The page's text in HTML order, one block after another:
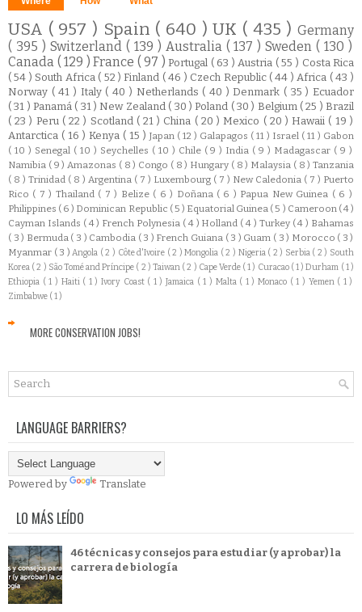
USA ( 957 ) Spain ( 640 )UK ( 435 )Germany
( 395 ) Switzerland ( 139 ) Australia ( 137 )Sweden( 130 )
Canada ( 129 )France ( 97 )Portugal ( 63 ) Austria ( 55 ) Costa Rica
( 54 ) South Africa ( 52 )Finland ( 46 ) Czech Republic ( 44 ) Africa ( 43 )
Norway ( 41 ) Italy ( 40 ) Netherlands ( 40 )Denmark ( 35 ) Ecuador
( 31 )Panamá ( 31 ) New Zealand ( 30 )Poland ( 30 ) Belgium ( 25 )Brazil
( 23 ) Peru ( 22 ) Scotland ( 21 ) China ( 20 ) Mexico ( 20 )Hawaii ( 19 )
Antarctica ( 16 ) Kenya ( 15 ) Japan ( 12 ) Galapagos ( 11 ) Israel ( 11 ) Gabon
( 10 ) Senegal ( 10 ) Seychelles ( 10 ) Chile ( 9 ) India ( 9 ) Madagascar ( 9 )
Namibia ( 9 ) Amazonas ( 8 ) Congo ( 8 ) Hungary ( 8 ) Malaysia ( 8 ) Tanzania
( 8 ) Trinidad ( 8 ) Argentina ( 7 ) Luxembourg ( 7 ) New Caledonia ( 7 ) Puerto
Rico ( 7 ) Thailand ( 7 ) Belize ( 6 ) Doñana ( 6 ) Papua New Guinea ( 6 )
Philippines ( 6 ) Dominican Republic ( 5 ) Equatorial Guinea ( 5 ) Cameroon ( 4 )
Cayman Islands ( 4 ) French Polynesia ( 4 ) Holland ( 4 ) Turkey ( 4 ) Bahamas
( 3 ) Bermuda ( 3 ) Cambodia ( 3 ) French Guiana ( 3 ) Guam ( 3 ) Morocco ( 3 )
Myanmar ( 3 )Angola ( 2 ) Côte d'Ivoire ( 2 )Mongolia ( 2 ) Nigeria ( 2 ) Serbia ( 2 ) South
Korea ( 2 ) São Tomé and Príncipe ( 2 ) Taiwan ( 2 ) Cape Verde ( 1 ) Curacao ( 1 )Durham ( 1 )
Ethiopia ( 1 ) Haiti ( 1 ) Ivory Coast ( 1 )Jamaica ( 1 ) Malta ( 1 )Monaco ( 1 ) Yemen ( 1 )
Zimbabwe ( 1 )
MORE CONSERVATION JOBS!
LANGUAGE BARRIERS?
Powered by Translate
LO MÁS LEÍDO
46 técnicas y consejos para estudiar (y aprobar) la
carrera de biología